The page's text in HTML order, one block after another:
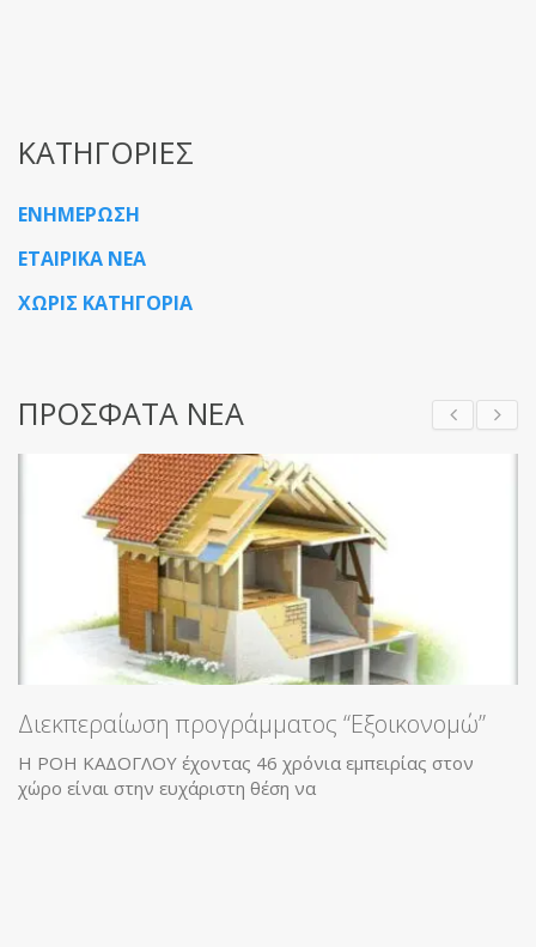
ΚΑΤΗΓΟΡΙΕΣ
ΕΝΗΜΕΡΩΣΗ
ΕΤΑΙΡΙΚΑ ΝΕΑ
ΧΩΡΙΣ ΚΑΤΗΓΟΡΙΑ
ΠΡΟΣΦΑΤΑ ΝΕΑ
Διεκπεραίωση προγράμματος “Εξοικονομώ”
Η ΡΟΗ ΚΑΔΟΓΛΟΥ έχοντας 46 χρόνια εμπειρίας στον
χώρο είναι στην ευχάριστη θέση να